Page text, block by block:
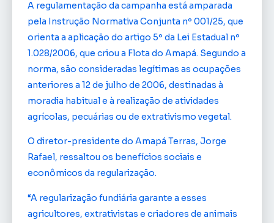
A regulamentação da campanha está amparada
pela Instrução Normativa Conjunta nº 001/25, que
orienta a aplicação do artigo 5º da Lei Estadual nº
1.028/2006, que criou a Flota do Amapá. Segundo a
norma, são consideradas legítimas as ocupações
anteriores a 12 de julho de 2006, destinadas à
moradia habitual e à realização de atividades
agrícolas, pecuárias ou de extrativismo vegetal.
O diretor-presidente do Amapá Terras, Jorge
Rafael, ressaltou os benefícios sociais e
econômicos da regularização.
“A regularização fundiária garante a esses
agricultores, extrativistas e criadores de animais